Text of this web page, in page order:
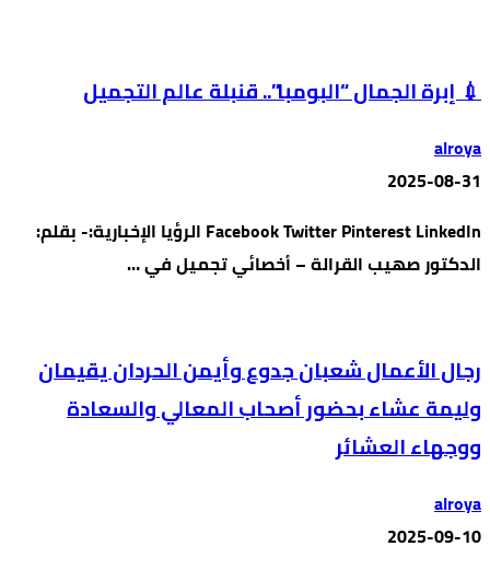
💉 إبرة الجمال “البومبا”.. قنبلة عالم التجميل
alroya
2025-08-31
Facebook Twitter Pinterest LinkedIn الرؤيا الإخبارية:- بقلم:
الدكتور صهيب القرالة – أخصائي تجميل في …
رجال الأعمال شعبان جدوع وأيمن الحردان يقيمان
وليمة عشاء بحضور أصحاب المعالي والسعادة
ووجهاء العشائر
alroya
2025-09-10